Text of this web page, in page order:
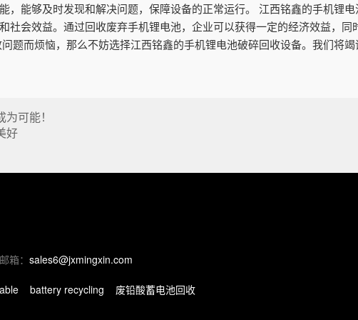
，能够及时发现和解决问题，保障设备的正常运行。 江西铭鑫的手机锂
会效益。通过回收废弃手机锂电池，企业可以获得一定的经济效益，同
题而烦恼，那么不妨选择江西铭鑫的手机锂电池破碎回收设备。我们将
可能！
好
邮箱： sales6@jxmingxin.com
battery recycling 废铅酸蓄电池回收